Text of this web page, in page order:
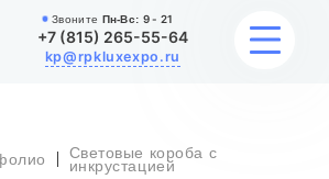
Звоните Пн-Вс: 9 - 21
+7 (815) 265-55-64
kp@rpkluxexpo.ru
Световые короба с
инкрустацией